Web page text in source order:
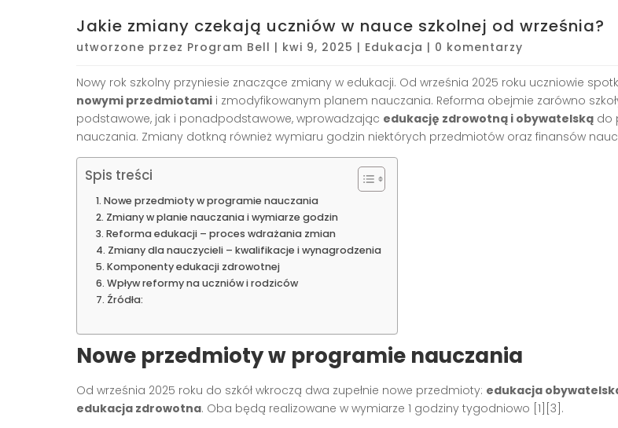
Jakie zmiany czekają uczniów w nauce szkolnej od września?
utworzone przez Program Bell | kwi 9, 2025 | Edukacja | 0 komentarzy
Nowy rok szkolny przyniesie znaczące zmiany w edukacji. Od września 2025 roku uczniowie
nowymi przedmiotami i zmodyfikowanym planem nauczania. Reforma obejmie zarówno
podstawowe, jak i ponadpodstawowe, wprowadzając edukację zdrowotną i obywatelską do
nauczania. Zmiany dotkną również wymiaru godzin niektórych przedmiotów oraz finansów
Spis treści
Nowe przedmioty w programie nauczania
Zmiany w planie nauczania i wymiarze godzin
Reforma edukacji – proces wdrażania zmian
Zmiany dla nauczycieli – kwalifikacje i wynagrodzenia
Komponenty edukacji zdrowotnej
Wpływ reformy na uczniów i rodziców
Źródła:
Nowe przedmioty w programie nauczania
Od września 2025 roku do szkół wkroczą dwa zupełnie nowe przedmioty: edukacja
edukacja zdrowotna. Oba będą realizowane w wymiarze 1 godziny tygodniowo [1][3].